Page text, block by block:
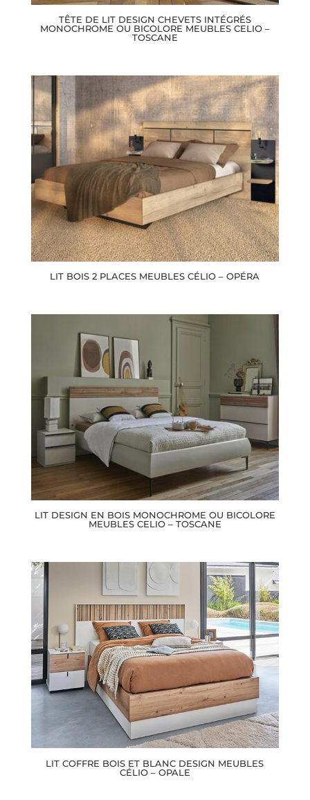
TÊTE DE LIT DESIGN CHEVETS INTÉGRÉS
MONOCHROME OU BICOLORE MEUBLES CELIO –
TOSCANE
LIT BOIS 2 PLACES MEUBLES CÉLIO – OPÉRA
LIT DESIGN EN BOIS MONOCHROME OU BICOLORE
MEUBLES CELIO – TOSCANE
LIT COFFRE BOIS ET BLANC DESIGN MEUBLES
CÉLIO – OPALE